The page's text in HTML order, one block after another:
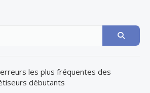
les plus fréquentes des
débutants